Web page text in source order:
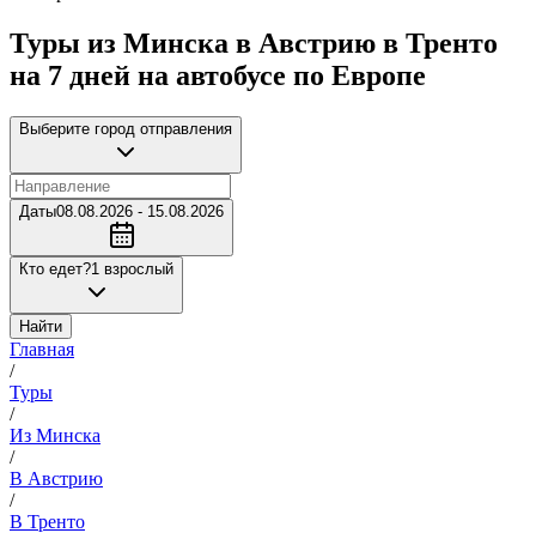
Туры из Минска в Австрию в Тренто
на 7 дней на автобусе по Европе
Выберите город отправления
Даты08.08.2026 - 15.08.2026
Кто едет?1 взрослый
Найти
Главная
/
Туры
/
Из Минска
/
В Австрию
/
В Тренто